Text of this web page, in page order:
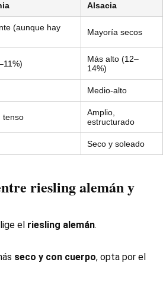
Alsacia
(aunque hay
Mayoría secos
Más alto (12–
14%)
Medio-alto
tenso
Amplio,
estructurado
Seco y soleado
riesling alemán y
el riesling alemán.
seco y con cuerpo, opta por el